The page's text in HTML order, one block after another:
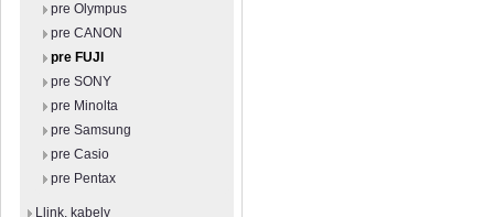
pre Olympus
pre CANON
pre FUJI
pre SONY
pre Minolta
pre Samsung
pre Casio
pre Pentax
Llink, kabely